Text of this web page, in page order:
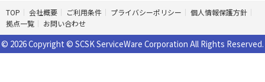
TOP 会社概要 ご利用条件 プライバシーポリシー
個人情報保護方針
拠点一覧
お問い合わせ
© 2026 Copyright © SCSK ServiceWare Corporation All Rights Reserved.